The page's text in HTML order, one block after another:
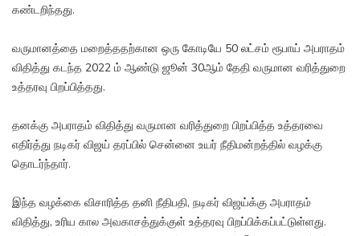
கண்டறிந்தது.
வருமானத்தை மறைத்ததற்கான ஒரு கோடியே 50 லட்சம் ரூபாய் அபராதம்
விதித்து கடந்த 2022 ம் ஆண்டு ஜூன் 30ஆம் தேதி வருமான வரித்துறை
உத்தரவு பிறப்பித்தது.
தனக்கு அபராதம் விதித்து வருமான வரித்துறை பிறப்பித்த உத்தரவை
எதிர்த்து நடிகர் விஜய் தரப்பில் சென்னை உயர் நீதிமன்றத்தில் வழக்கு
தொடர்ந்தார்.
இந்த வழக்கை விசாரித்த தனி நீதிபதி, நடிகர் விஜய்க்கு அபராதம்
விதித்து, உரிய கால அவகாசத்துக்குள் உத்தரவு பிறப்பிக்கப்பட்டுள்ளது.